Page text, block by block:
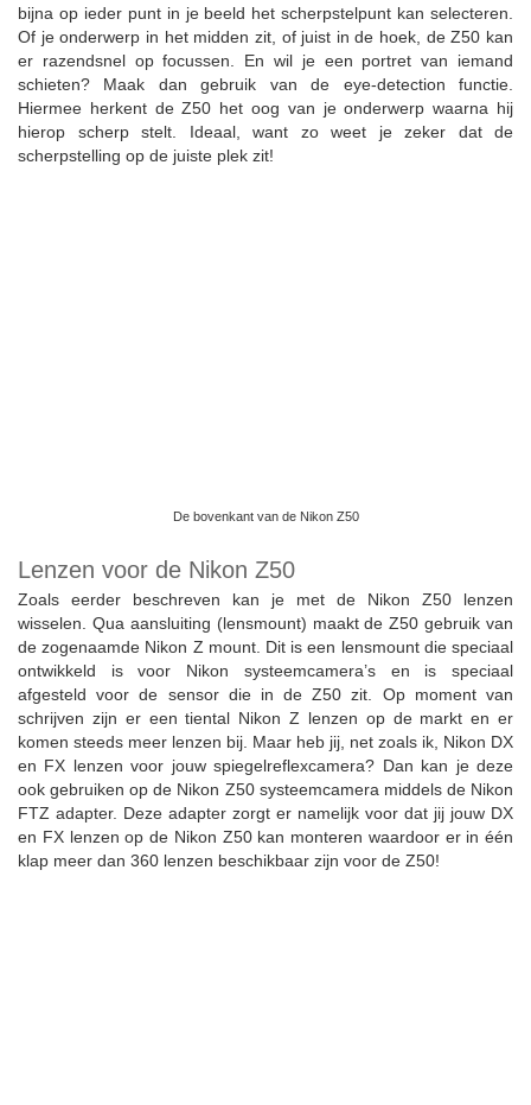
bijna op ieder punt in je beeld het scherpstelpunt kan selecteren.
Of je onderwerp in het midden zit, of juist in de hoek, de Z50 kan
er razendsnel op focussen. En wil je een portret van iemand
schieten? Maak dan gebruik van de eye-detection functie.
Hiermee herkent de Z50 het oog van je onderwerp waarna hij
hierop scherp stelt. Ideaal, want zo weet je zeker dat de
scherpstelling op de juiste plek zit!
De bovenkant van de Nikon Z50
Lenzen voor de Nikon Z50
Zoals eerder beschreven kan je met de Nikon Z50 lenzen
wisselen. Qua aansluiting (lensmount) maakt de Z50 gebruik van
de zogenaamde Nikon Z mount. Dit is een lensmount die speciaal
ontwikkeld is voor Nikon systeemcamera’s en is speciaal
afgesteld voor de sensor die in de Z50 zit. Op moment van
schrijven zijn er een tiental Nikon Z lenzen op de markt en er
komen steeds meer lenzen bij. Maar heb jij, net zoals ik, Nikon DX
en FX lenzen voor jouw spiegelreflexcamera? Dan kan je deze
ook gebruiken op de Nikon Z50 systeemcamera middels de Nikon
FTZ adapter. Deze adapter zorgt er namelijk voor dat jij jouw DX
en FX lenzen op de Nikon Z50 kan monteren waardoor er in één
klap meer dan 360 lenzen beschikbaar zijn voor de Z50!